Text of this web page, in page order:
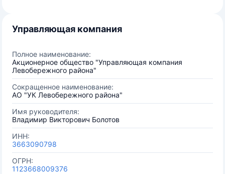
Управляющая компания
Полное наименование:
Акционерное общество "Управляющая компания
Левобережного района"
Сокращенное наименование:
АО "УК Левобережного района"
Имя руководителя:
Владимир Викторович Болотов
ИНН:
3663090798
ОГРН:
1123668009376